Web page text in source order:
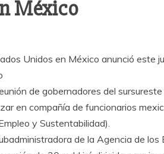
México
Unidos en México anunció este
de gobernadores del
en compañía de funcionarios
y Sustentabilidad).
de la Agencia de